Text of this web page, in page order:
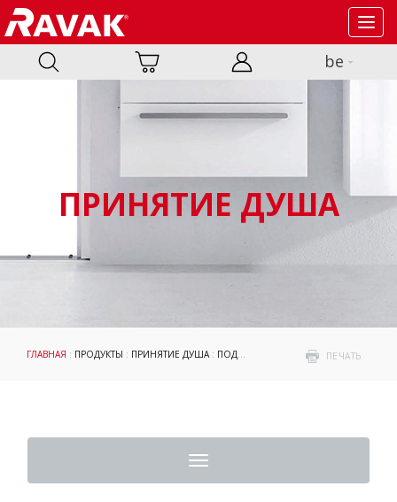
be
ПРИНЯТИЕ ДУША
ПЕЧАТЬ
ГЛАВНАЯ : ПРОДУКТЫ : ПРИНЯТИЕ ДУША: ПОДДОНЫ : GALAXY PRO 10°
Toggle
navigation